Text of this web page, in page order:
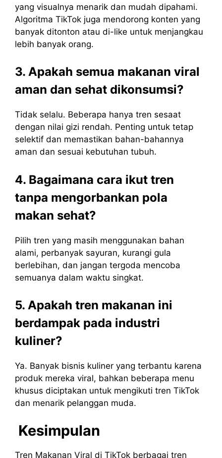
yang visualnya menarik dan mudah dipahami.
Algoritma TikTok juga mendorong konten yang
banyak ditonton atau di-like untuk menjangkau
lebih banyak orang.
3. Apakah semua makanan viral
aman dan sehat dikonsumsi?
Tidak selalu. Beberapa hanya tren sesaat
dengan nilai gizi rendah. Penting untuk tetap
selektif dan memastikan bahan-bahannya
aman dan sesuai kebutuhan tubuh.
4. Bagaimana cara ikut tren
tanpa mengorbankan pola
makan sehat?
Pilih tren yang masih menggunakan bahan
alami, perbanyak sayuran, kurangi gula
berlebihan, dan jangan tergoda mencoba
semuanya dalam waktu singkat.
5. Apakah tren makanan ini
berdampak pada industri
kuliner?
Ya. Banyak bisnis kuliner yang terbantu karena
produk mereka viral, bahkan beberapa menu
khusus diciptakan untuk mengikuti tren TikTok
dan menarik pelanggan muda.
Kesimpulan
Tren Makanan Viral di TikTok berbagai tren